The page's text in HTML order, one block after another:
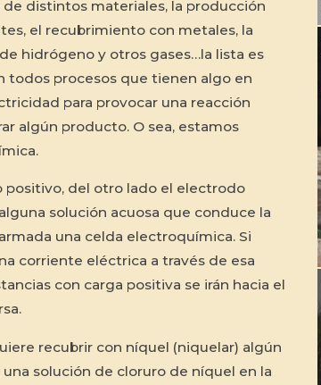
distintos materiales, la producción
el recubrimiento con metales, la
hidrógeno y otros gases…la lista es
todos procesos que tienen algo en
para provocar una reacción
algún producto. O sea, estamos
positivo, del otro lado el electrodo
solución acuosa que conduce la
una celda electroquímica. Si
corriente eléctrica a través de esa
con carga positiva se irán hacia el
recubrir con níquel (niquelar) algún
solución de cloruro de níquel en la